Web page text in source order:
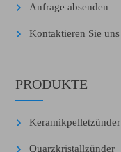
Anfrage absenden
Kontaktieren Sie uns
PRODUKTE
Keramikpelletzünder
Quarzkristallzünder